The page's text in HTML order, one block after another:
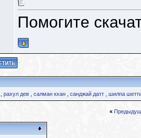
Помогите
рахул дев салман кхан санджай датт шилпа
«